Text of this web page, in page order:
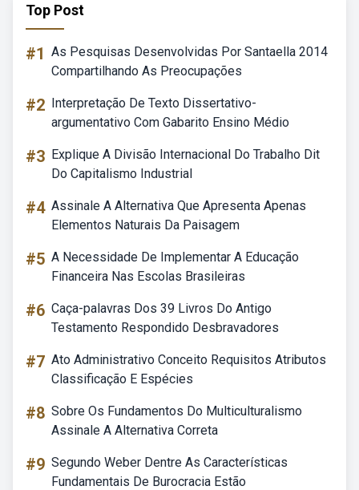
Top Post
#1 As Pesquisas Desenvolvidas Por Santaella 2014
Compartilhando As Preocupações
#2 Interpretação De Texto Dissertativo-
argumentativo Com Gabarito Ensino Médio
#3 Explique A Divisão Internacional Do Trabalho Dit
Do Capitalismo Industrial
#4 Assinale A Alternativa Que Apresenta Apenas
Elementos Naturais Da Paisagem
#5 A Necessidade De Implementar A Educação
Financeira Nas Escolas Brasileiras
#6 Caça-palavras Dos 39 Livros Do Antigo
Testamento Respondido Desbravadores
#7 Ato Administrativo Conceito Requisitos Atributos
Classificação E Espécies
#8 Sobre Os Fundamentos Do Multiculturalismo
Assinale A Alternativa Correta
#9 Segundo Weber Dentre As Características
Fundamentais De Burocracia Estão